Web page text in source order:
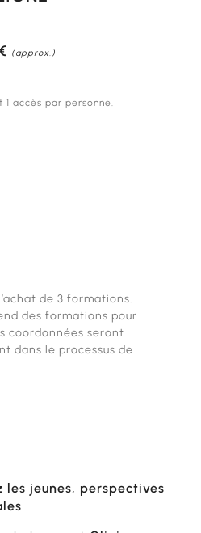
(approx.)
1 accès par personne.
de 3 formations.
des formations pour
coordonnées seront
dans le processus de
les jeunes, perspectives